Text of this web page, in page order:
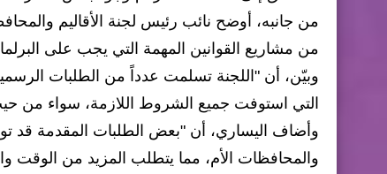
من جانبه، أوضح نائب رئيس لجنة الأقاليم
من مشاريع القوانين المهمة التي يجب على
وبيّن، أن "اللجنة تسلمت عدداً من الطلبات
التي استوفت جميع الشروط اللازمة، سواء من
وأضاف اليساري، أن "بعض الطلبات المقدمة قد
والمحافظات الأم، مما يتطلب المزيد من الوقت